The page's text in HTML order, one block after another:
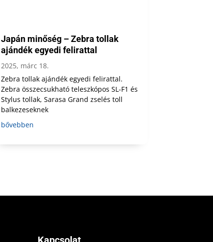
Japán minőség – Zebra tollak
ajándék egyedi felirattal
2025, márc 18.
Zebra tollak ajándék egyedi felirattal.
Zebra összecsukható teleszkópos SL-F1 és
Stylus tollak, Sarasa Grand zselés toll
balkezeseknek
bővebben